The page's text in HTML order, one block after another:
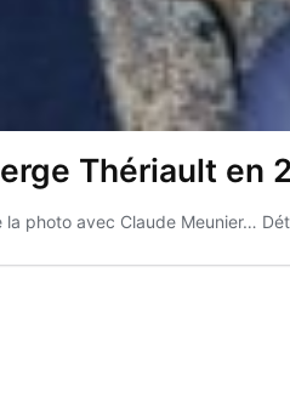
Thériault en
photo avec Claude Meunier…